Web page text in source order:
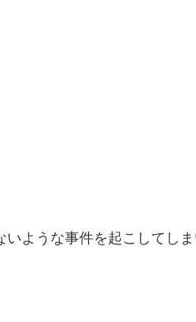
ような事件を起こしてし